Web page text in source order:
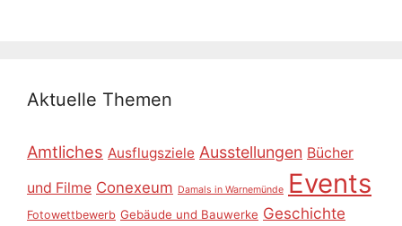
Aktuelle Themen
Amtliches Ausflugsziele Ausstellungen Bücher
und Filme Conexeum Damals in Warnemünde Events
Fotowettbewerb Gebäude und Bauwerke Geschichte